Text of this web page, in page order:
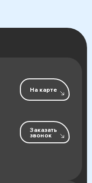
На карте
Заказать
звонок